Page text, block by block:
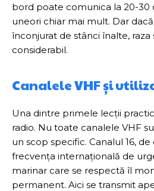
bord poate comunica la 20-30
uneori chiar mai mult. Dar
înconjurat de stânci înalte, raza
considerabil.
Canalele VHF și
Una dintre primele lecții
radio. Nu toate canalele VHF
un scop specific. Canalul 16,
frecvența internațională de
marinar care se respectă îl
permanent. Aici se transmit